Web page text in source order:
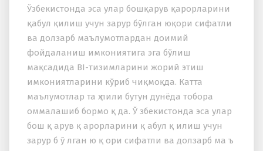
Ўзбекистонда эса улар бошқарув қарорларини
қабул қилиш учун зарур бўлган юқори сифатли
ва долзарб маълумотлардан доимий
фойдаланиш имкониятига эга бўлиш
мақсадида BI-тизимларини жорий этиш
имкониятларини кўриб чиқмоқда. Катта
маълумотлар та ҳ лили бутун дунёда тобора
оммалашиб бормо қ да. Ў збекистонда эса улар
бош қ арув қ арорларини қ абул қ илиш учун
зарур б ў лган ю қ ори сифатли ва долзарб ма ъ